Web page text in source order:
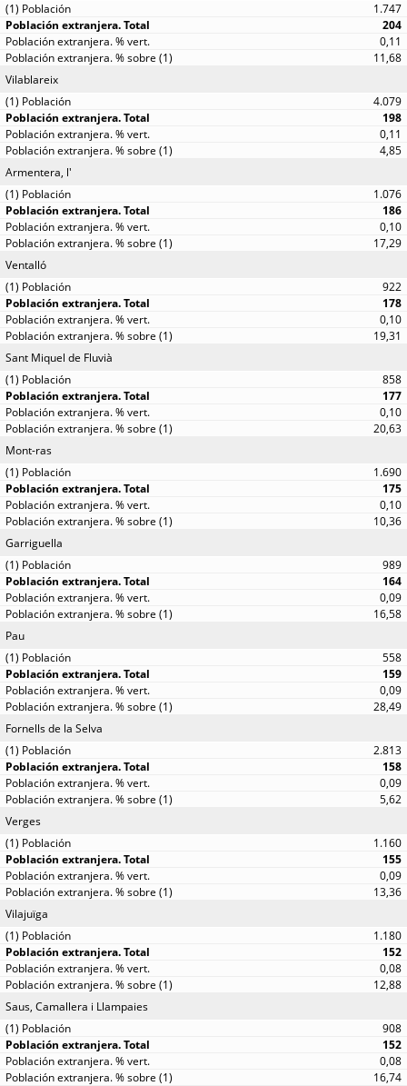
1.747
204
0,11
11,68
Vilablareix
4.079
198
0,11
4,85
Armentera, l'
1.076
186
0,10
17,29
Ventalló
922
178
0,10
19,31
Sant Miquel de Fluvià
858
177
0,10
20,63
Mont-ras
1.690
175
0,10
10,36
Garriguella
989
164
0,09
16,58
Pau
558
159
0,09
28,49
Fornells de la Selva
2.813
158
0,09
5,62
Verges
1.160
155
0,09
13,36
Vilajuïga
1.180
152
0,08
12,88
Saus, Camallera i Llampaies
908
152
0,08
16,74